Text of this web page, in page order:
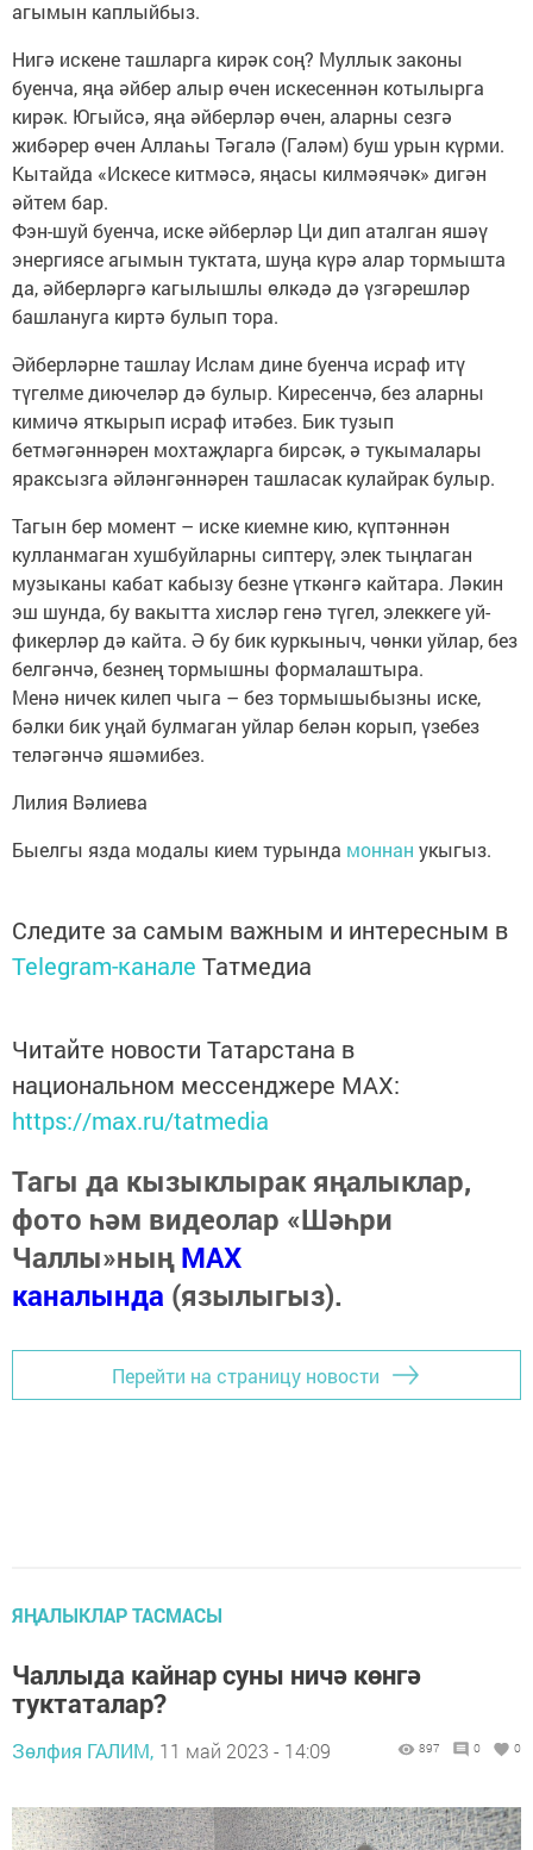
агымын каплыйбыз.
Нигә искене ташларга кирәк соң? Муллык законы
буенча, яңа әйбер алыр өчен искесеннән котылырга
кирәк. Югыйсә, яңа әйберләр өчен, аларны сезгә
жибәрер өчен Аллаһы Тәгалә (Галәм) буш урын күрми.
Кытайда «Искесе китмәсә, яңасы килмәячәк» дигән
әйтем бар.
Фэн-шуй буенча, иске әйберләр Ци дип аталган яшәү
энергиясе агымын туктата, шуңа күрә алар тормышта
да, әйберләргә кагылышлы өлкәдә дә үзгәрешләр
башлануга киртә булып тора.
Әйберләрне ташлау Ислам дине буенча исраф итү
түгелме диючеләр дә булыр. Киресенчә, без аларны
кимичә яткырып исраф итәбез. Бик тузып
бетмәгәннәрен мохтаҗларга бирсәк, ә тукымалары
яраксызга әйләнгәннәрен ташласак кулайрак булыр.
Тагын бер момент – иске киемне кию, күптәннән
кулланмаган хушбуйларны сиптерү, элек тыңлаган
музыканы кабат кабызу безне үткәнгә кайтара. Ләкин
эш шунда, бу вакытта хисләр генә түгел, элеккеге уй-
фикерләр дә кайта. Ә бу бик куркыныч, чөнки уйлар, без
белгәнчә, безнең тормышны формалаштыра.
Менә ничек килеп чыга – без тормышыбызны иске,
бәлки бик уңай булмаган уйлар белән корып, үзебез
теләгәнчә яшәмибез.
Лилия Вәлиева
Быелгы язда модалы кием турында моннан укыгыз.
Следите за самым важным и интересным в
Telegram-канале Татмедиа
Читайте новости Татарстана в
национальном мессенджере MАХ:
https://max.ru/tatmedia
Тагы да кызыклырак яңалыклар,
фото һәм видеолар «Шәһри
Чаллы»ныңMAX
каналында (язылыгыз).
Перейти на страницу новости
ЯҢАЛЫКЛАР ТАСМАСЫ
Чаллыда кайнар суны ничә көнгә
туктаталар?
Зөлфия ГАЛИМ, 11 май 2023 - 14:09 897 0 0